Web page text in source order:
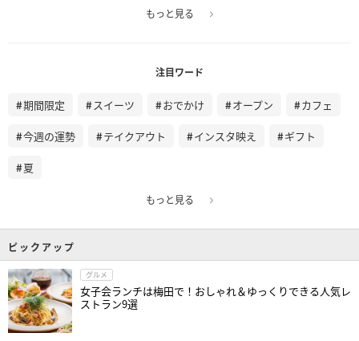
もっと見る
注目ワード
期間限定 スイーツ おでかけ オープン カフェ
今週の運勢 テイクアウト インスタ映え ギフト
夏
もっと見る
ピックアップ
グルメ
女子会ランチは梅田で！おしゃれ＆ゆっくりできる人気レ
ストラン9選